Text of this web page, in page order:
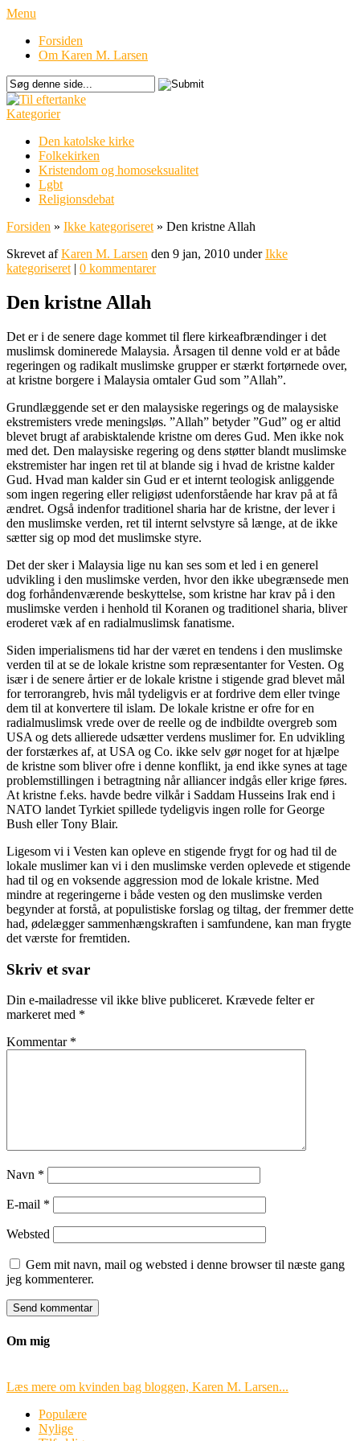
Menu
Forsiden
Om Karen M. Larsen
Kategorier
Den katolske kirke
Folkekirken
Kristendom og homoseksualitet
Lgbt
Religionsdebat
Forsiden » Ikke kategoriseret » Den kristne Allah
Skrevet afKaren M. Larsen den 9 jan, 2010 underIkke
kategoriseret | 0 kommentarer
Den kristne Allah
Det er i de senere dage kommet til flere kirkeafbrændinger i det
muslimsk dominerede Malaysia. Årsagen til denne vold er at både
regeringen og radikalt muslimske grupper er stærkt fortørnede over,
at kristne borgere i Malaysia omtaler Gud som ”Allah”.
Grundlæggende set er den malaysiske regerings og de malaysiske
ekstremisters vrede meningsløs. ”Allah” betyder ”Gud” og er altid
blevet brugt af arabisktalende kristne om deres Gud. Men ikke nok
med det. Den malaysiske regering og dens støtter blandt muslimske
ekstremister har ingen ret til at blande sig i hvad de kristne kalder
Gud. Hvad man kalder sin Gud er et internt teologisk anliggende
som ingen regering eller religiøst udenforstående har krav på at få
ændret. Også indenfor traditionel sharia har de kristne, der lever i
den muslimske verden, ret til internt selvstyre så længe, at de ikke
sætter sig op mod det muslimske styre.
Det der sker i Malaysia lige nu kan ses som et led i en generel
udvikling i den muslimske verden, hvor den ikke ubegrænsede men
dog forhåndenværende beskyttelse, som kristne har krav på i den
muslimske verden i henhold til Koranen og traditionel sharia, bliver
eroderet væk af en radialmuslimsk fanatisme.
Siden imperialismens tid har der været en tendens i den muslimske
verden til at se de lokale kristne som repræsentanter for Vesten. Og
især i de senere årtier er de lokale kristne i stigende grad blevet mål
for terrorangreb, hvis mål tydeligvis er at fordrive dem eller tvinge
dem til at konvertere til islam. De lokale kristne er ofre for en
radialmuslimsk vrede over de reelle og de indbildte overgreb som
USA og dets allierede udsætter verdens muslimer for. En udvikling
der forstærkes af, at USA og Co. ikke selv gør noget for at hjælpe
de kristne som bliver ofre i denne konflikt, ja end ikke synes at tage
problemstillingen i betragtning når alliancer indgås eller krige føres.
At kristne f.eks. havde bedre vilkår i Saddam Husseins Irak end i
NATO landet Tyrkiet spillede tydeligvis ingen rolle for George
Bush eller Tony Blair.
Ligesom vi i Vesten kan opleve en stigende frygt for og had til de
lokale muslimer kan vi i den muslimske verden oplevede et stigende
had til og en voksende aggression mod de lokale kristne. Med
mindre at regeringerne i både vesten og den muslimske verden
begynder at forstå, at populistiske forslag og tiltag, der fremmer dette
had, ødelægger sammenhængskraften i samfundene, kan man frygte
det værste for fremtiden.
Skriv et svar
Din e-mailadresse vil ikke blive publiceret. Krævede felter er
markeret med *
Kommentar *
Navn *
E-mail *
Websted
Gem mit navn, mail og websted i denne browser til næste gang
jeg kommenterer.
Om mig
Læs mere om kvinden bag bloggen, Karen M. Larsen...
Populære
Nylige